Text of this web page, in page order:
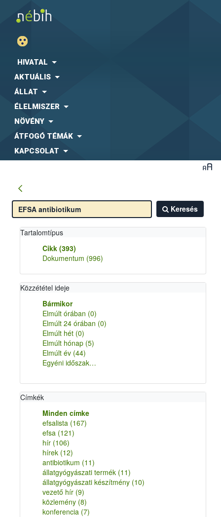
HIVATAL
AKTUÁLIS
ÁLLAT
ÉLELMISZER
NÖVÉNY
ÁTFOGÓ TÉMÁK
KAPCSOLAT
Keresés
Tartalomtípus
Cikk (393)
Dokumentum (996)
Közzététel ideje
Bármikor
Elmúlt órában (0)
Elmúlt 24 órában (0)
Elmúlt hét (0)
Elmúlt hónap (5)
Elmúlt év (44)
Egyéni időszak…
Címkék
Minden címke
efsalista (167)
efsa (121)
hír (106)
hírek (12)
antibiotikum (11)
állatgyógyászati termék (11)
állatgyógyászati készítmény (10)
vezető hír (9)
közlemény (8)
konferencia (7)